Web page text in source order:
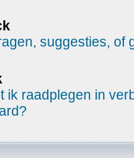
suggesties, of
ik raadplegen in